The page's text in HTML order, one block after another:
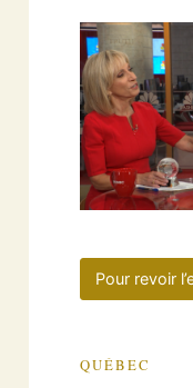
Pour revoir
QUÉBEC